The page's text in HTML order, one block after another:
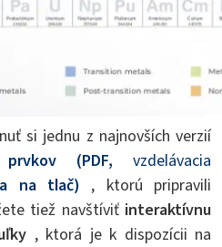
si jednu z najnovších verzií
(PDF, vzdelávacia
na tlač) , ktorú pripravili
tiež navštíviť interaktívnu
, ktorá je k dispozícii na